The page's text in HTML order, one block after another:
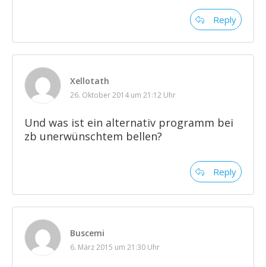
Reply
Xellotath
26. Oktober 2014 um 21:12 Uhr
Und was ist ein alternativ programm bei
zb unerwünschtem bellen?
Reply
Buscemi
6. März 2015 um 21:30 Uhr